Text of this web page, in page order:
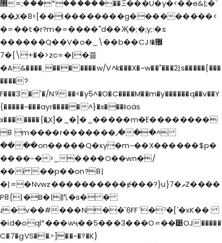
������*���;=޽��Ξ���U�y�<��e&|;�`
��߽X�8<[��I��������g���������<
�=��t�r?m�=����"d��Җ�;�;y;:�s
������Q��V�o�_\��b��CJ޼�!
�+\]�7�>zc=�|�쯣
�A&����ˎ�������w/V^k���X�~w��"���2|s�����{���
����?
F���3� '�/N?:��<�y5^�O�C����M��m�y������q��v��Y
{�����~���ayr�����^}�x���ŧoäs
x�������{�߽X]�_�]�_�����m�Ë��������
8 m����r�������٫���^
����on�����Q�xy�m~��X������$p�
����~�>_����O��wn�/
��i ��p��on?8|
�|=�Nvwz����������ɇ���?}u}7�ތZ����
P8{|�B�|靔�s� �
ɹ�v��#���N��'6FF`�ˀ�['�xK��ː
�id�oql*���wҷ��5���3���O=��͹OJ�����
C�7�gVS��.ꚝ]��~�?�K}